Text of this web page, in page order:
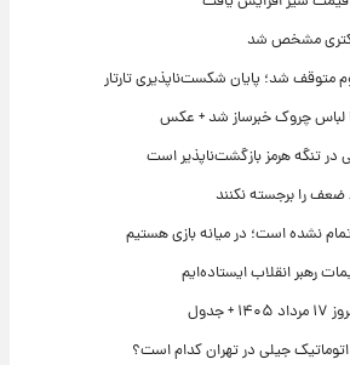
دکتری مشخص شد
متوقف شد؛ پایان شکست‌ناپذیری تارتار
لباس چروک خبرساز شد + عکس
تنگه هرمز بازگشت‌ناپذیر است
ضعف را برجسته نکنند
نشده است؛ در میانه بازی هستیم
رهبر انقلاب ایستاده‌ایم
جیلی در تهران کدام است؟